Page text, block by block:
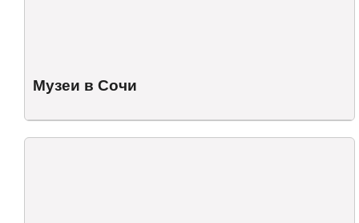
Музеи в Сочи